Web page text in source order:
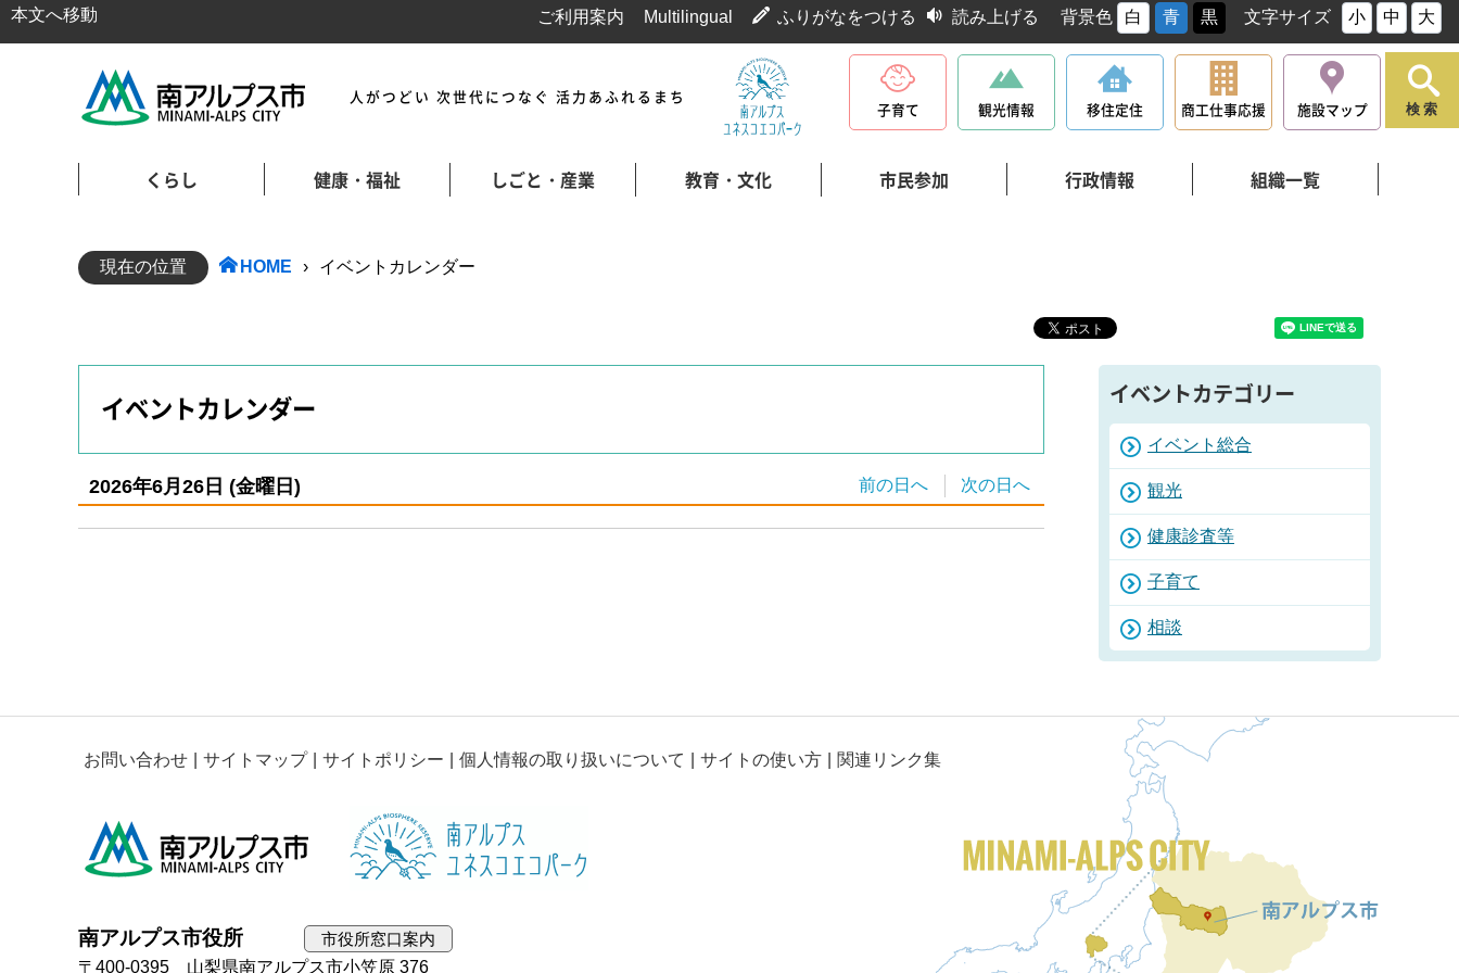
本文へ移動 ご利用案内 Multilingual ふりがなをつける 読み上げる 背景色 白 青 黒 文字サイズ 小 中 大
人がつどい 次世代につなぐ 活力あふれるまち
子育て 観光情報 移住定住 商工仕事応援 施設マップ
くらし 健康・福祉 しごと・産業 教育・文化 市民参加 行政情報 組織一覧
検索
現在の位置 HOME › イベントカレンダー
イベントカレンダー
2026年6月26日 (金曜日) 前の日へ 次の日へ
イベントカテゴリー
イベント総合
観光
健康診査等
子育て
相談
お問い合わせ サイトマップ サイトポリシー 個人情報の取り扱いについて サイトの使い方 関連リンク集
南アルプス市役所
市役所窓口案内
〒400-0395 山梨県南アルプス市小笠原 376